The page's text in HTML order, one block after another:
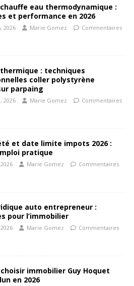
eau thermodynamique :
et performance en 2026
2026 Marie Gomez
Commentaires
: techniques
coller polystyrène
parpaing
2026 Marie Gomez
Commentaires
et date limite impots 2026 :
pratique
Marie Gomez
Commentaires
auto entrepreneur :
pour l’immobilier
Marie Gomez
Commentaires
immobilier Guy Hoquet
en 2026